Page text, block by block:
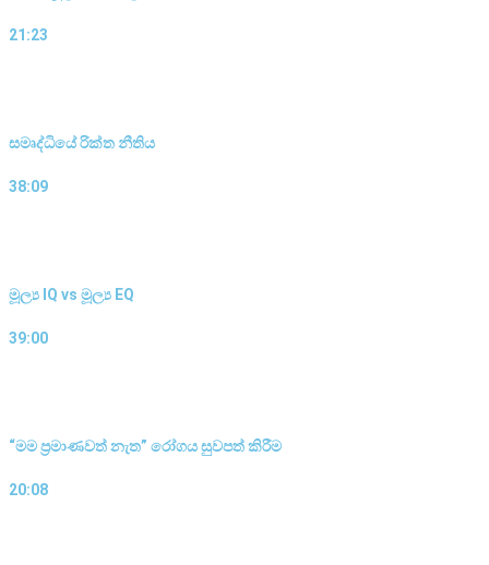
21:23
සමෘද්ධියේ රික්ත නීතිය
38:09
මූල්‍ය IQ vs මූල්‍ය EQ
39:00
“මම ප්‍රමාණවත් නැත” රෝගය සුවපත් කිරීම
20:08